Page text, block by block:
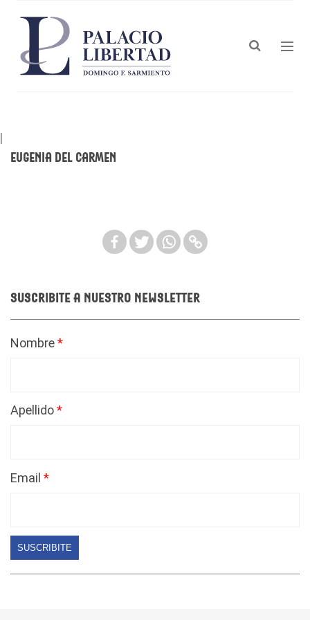
|
eugenia del carmen
Suscribite a nuestro newsletter
Nombre
Apellido
Email
SUSCRIBITE